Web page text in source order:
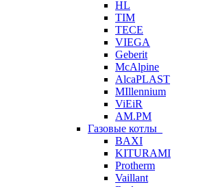
HL
TIM
TECE
VIEGA
Geberit
McAlpine
AlcaPLAST
MIllennium
ViEiR
AM.PM
Газовые котлы
BAXI
KITURAMI
Protherm
Vaillant